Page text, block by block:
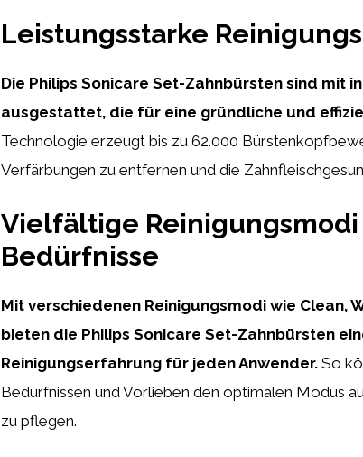
Leistungsstarke
Die Philips Sonicare Set-Zahnbürsten sind mit
ausgestattet, die für eine gründliche und
Technologie erzeugt bis zu 62.000
Verfärbungen zu entfernen und die
Vielfältige
Bedürfnisse
Mit verschiedenen Reinigungsmodi wie Clean,
bieten die Philips Sonicare Set-Zahnbürsten
Reinigungserfahrung für jeden Anwender. So
Bedürfnissen und Vorlieben den optimalen Modus
zu pflegen.